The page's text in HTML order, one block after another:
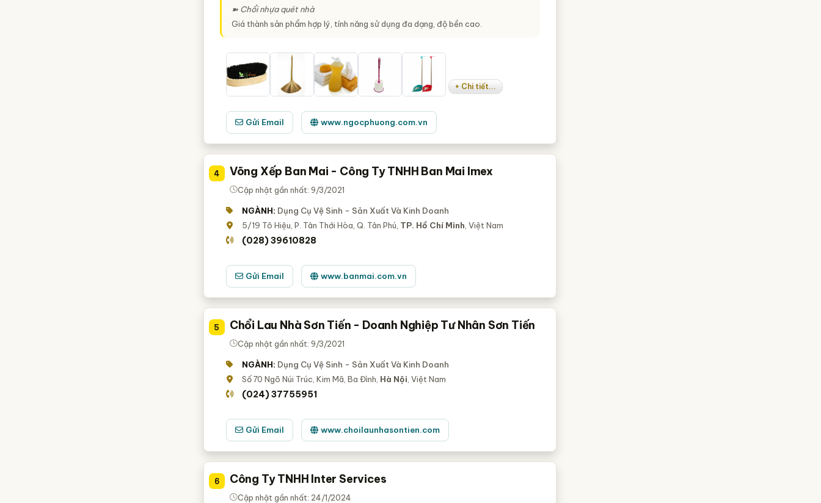
➽ Chổi nhựa quét nhà
Giá thành sản phẩm hợp lý, tính năng sử dụng đa dạng, độ bền cao.
+ Chi tiết...
Gửi Email www.ngocphuong.com.vn
4 Võng Xếp Ban Mai - Công Ty TNHH Ban Mai Imex
Cập nhật gần nhất: 9/3/2021
NGÀNH: Dụng Cụ Vệ Sinh - Sản Xuất Và Kinh Doanh
5/19 Tô Hiệu, P. Tân Thới Hòa, Q. Tân Phú, TP. Hồ Chí Minh , Việt Nam
(028) 39610828
Gửi Email www.banmai.com.vn
5 Chổi Lau Nhà Sơn Tiến - Doanh Nghiệp Tư Nhân Sơn Tiến
Cập nhật gần nhất: 9/3/2021
NGÀNH: Dụng Cụ Vệ Sinh - Sản Xuất Và Kinh Doanh
Số 70 Ngõ Núi Trúc, Kim Mã, Ba Đình, Hà Nội , Việt Nam
(024) 37755951
Gửi Email www.choilaunhasontien.com
6 Công Ty TNHH Inter Services
Cập nhật gần nhất: 24/1/2024